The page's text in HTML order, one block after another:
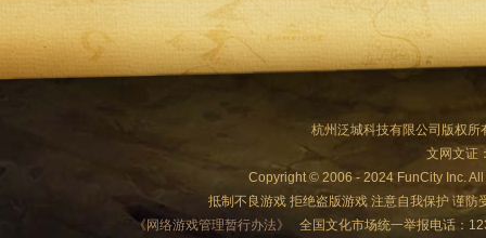
杭州泛城科技有限公司版权所
文网文证
Copyright © 2006 - 2024 FunCity Inc.
抵制不良游戏 拒绝盗版游戏 注意自我保护 谨
《网络游戏管理暂行办法》
全国文化市场统一举报电话：